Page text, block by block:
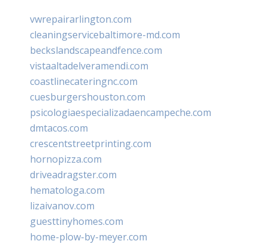
vwrepairarlington.com
cleaningservicebaltimore-md.com
beckslandscapeandfence.com
vistaaltadelveramendi.com
coastlinecateringnc.com
cuesburgershouston.com
psicologiaespecializadaencampeche.com
dmtacos.com
crescentstreetprinting.com
hornopizza.com
driveadragster.com
hematologa.com
lizaivanov.com
guesttinyhomes.com
home-plow-by-meyer.com